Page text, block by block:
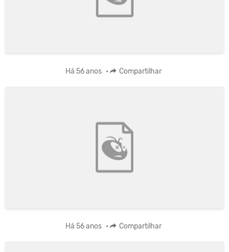
Há 56 anos • Compartilhar
Há 56 anos • Compartilhar